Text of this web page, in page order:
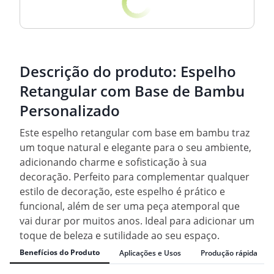
Descrição do produto: Espelho
Retangular com Base de Bambu
Personalizado
Este espelho retangular com base em bambu traz
um toque natural e elegante para o seu ambiente,
adicionando charme e sofisticação à sua
decoração. Perfeito para complementar qualquer
estilo de decoração, este espelho é prático e
funcional, além de ser uma peça atemporal que
vai durar por muitos anos. Ideal para adicionar um
toque de beleza e sutilidade ao seu espaço.
Benefícios do Produto Aplicações e Usos Produção rápida